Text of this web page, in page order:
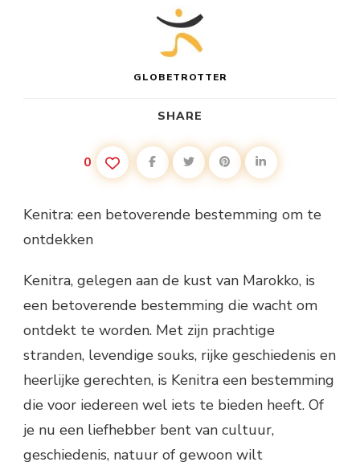
GLOBETROTTER
SHARE
0
Kenitra: een betoverende bestemming om te
ontdekken
Kenitra, gelegen aan de kust van Marokko, is
een betoverende bestemming die wacht om
ontdekt te worden. Met zijn prachtige
stranden, levendige souks, rijke geschiedenis en
heerlijke gerechten, is Kenitra een bestemming
die voor iedereen wel iets te bieden heeft. Of
je nu een liefhebber bent van cultuur,
geschiedenis, natuur of gewoon wilt